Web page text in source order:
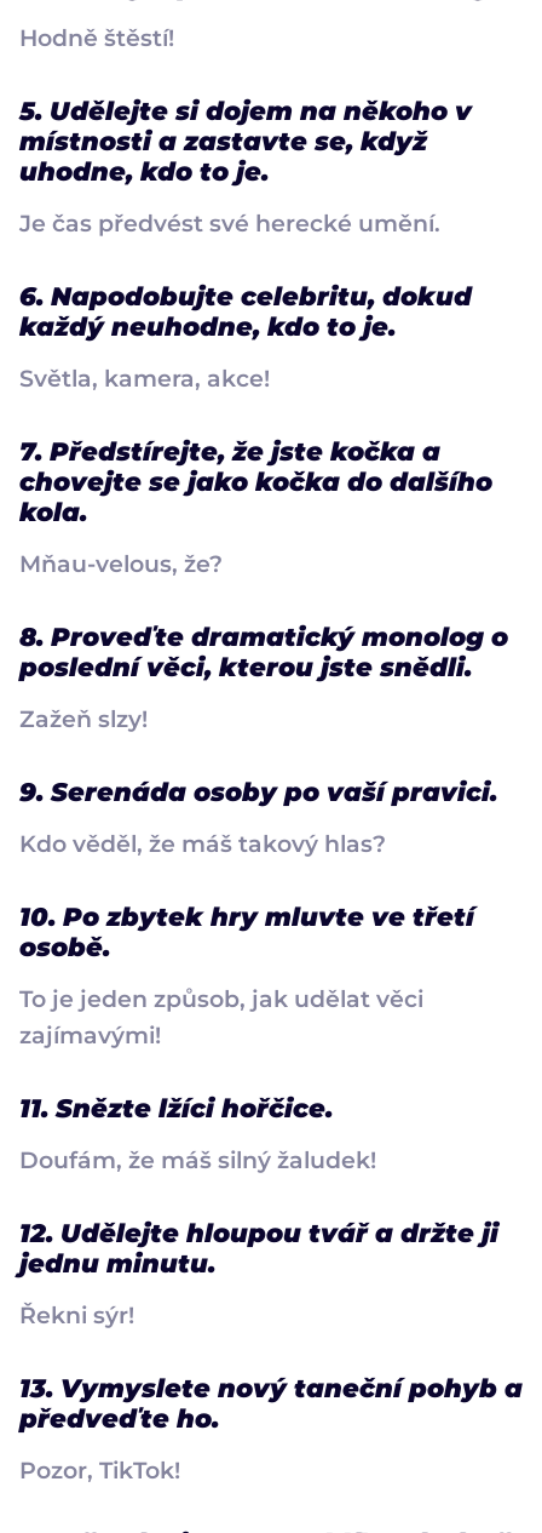
Hodně štěstí!
5. Udělejte si dojem na někoho v
místnosti a zastavte se, když
uhodne, kdo to je.
Je čas předvést své herecké umění.
6. Napodobujte celebritu, dokud
každý neuhodne, kdo to je.
Světla, kamera, akce!
7. Předstírejte, že jste kočka a
chovejte se jako kočka do dalšího
kola.
Mňau-velous, že?
8. Proveďte dramatický monolog o
poslední věci, kterou jste snědli.
Zažeň slzy!
9. Serenáda osoby po vaší pravici.
Kdo věděl, že máš takový hlas?
10. Po zbytek hry mluvte ve třetí
osobě.
To je jeden způsob, jak udělat věci
zajímavými!
11. Snězte lžíci hořčice.
Doufám, že máš silný žaludek!
12. Udělejte hloupou tvář a držte ji
jednu minutu.
Řekni sýr!
13. Vymyslete nový taneční pohyb a
předveďte ho.
Pozor, TikTok!